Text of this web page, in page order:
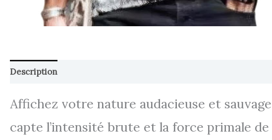
Description
Affichez votre nature audacieuse et
capte l’intensité brute et la force primale